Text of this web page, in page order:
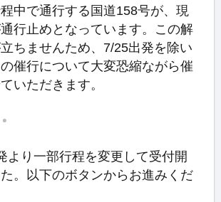
中で通行する国道158号が、現
行止めとなっています。この解
ちませんため、7/25出発を除い
催行について大変恐縮ながら催
いただきます。
より一部行程を変更して受付開
。以下のボタンからお進みくだ